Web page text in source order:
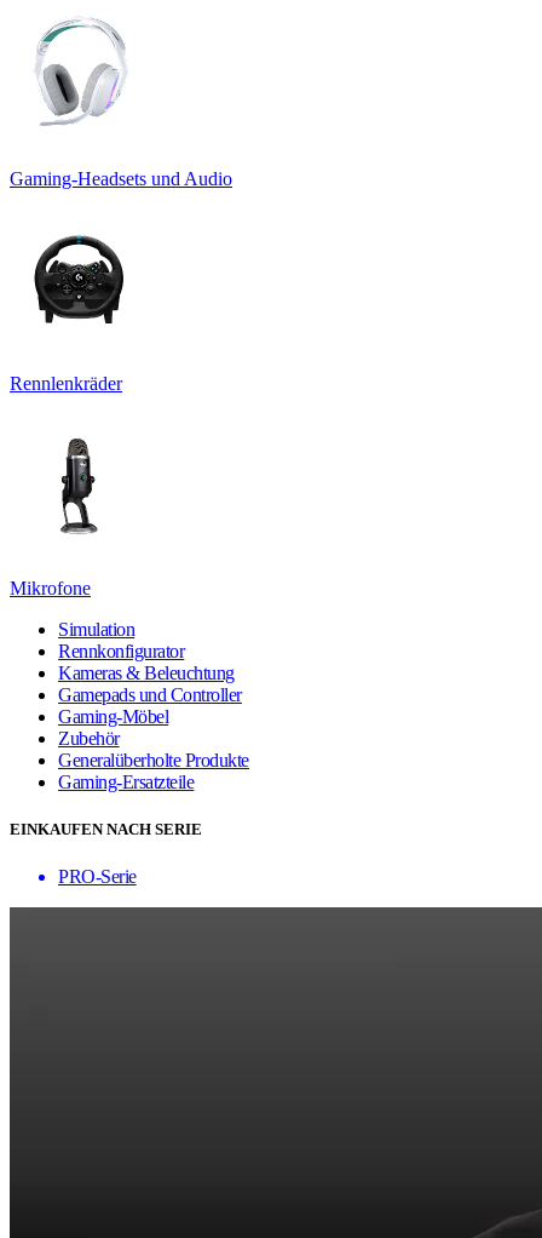
Gaming-Headsets und Audio
Rennlenkräder
Mikrofone
Simulation
Rennkonfigurator
Kameras & Beleuchtung
Gamepads und Controller
Gaming-Möbel
Zubehör
Generalüberholte Produkte
Gaming-Ersatzteile
EINKAUFEN NACH SERIE
PRO-Serie